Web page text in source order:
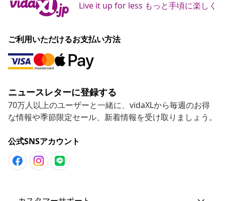
Live it up for less もっと手頃に楽しく
ご利用いただけるお支払い方法
ニュースレターに登録する
70万人以上のユーザーと一緒に、vidaXLから毎週のお得
な情報や季節限定セール、新着情報を受け取りましょう。
公式SNSアカウント